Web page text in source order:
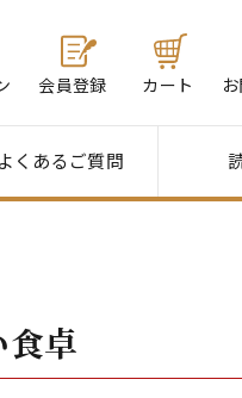
会員登録 カート
よくあるご質問
卓